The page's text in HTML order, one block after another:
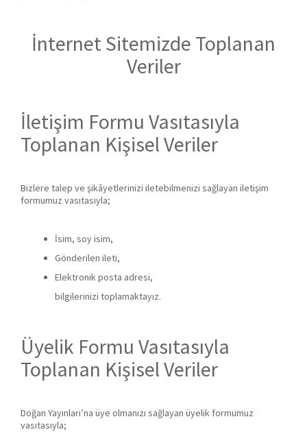
İnternet Sitemizde Toplanan
Veriler
İletişim Formu Vasıtasıyla
Toplanan Kişisel Veriler
Bizlere talep ve şikâyetlerinizi iletebilmenizi sağlayan iletişim
formumuz vasıtasıyla;
İsim, soy isim,
Gönderilen ileti,
Elektronik posta adresi,
bilgilerinizi toplamaktayız.
Üyelik Formu Vasıtasıyla
Toplanan Kişisel Veriler
Doğan Yayınları’na üye olmanızı sağlayan üyelik formumuz
vasıtasıyla;